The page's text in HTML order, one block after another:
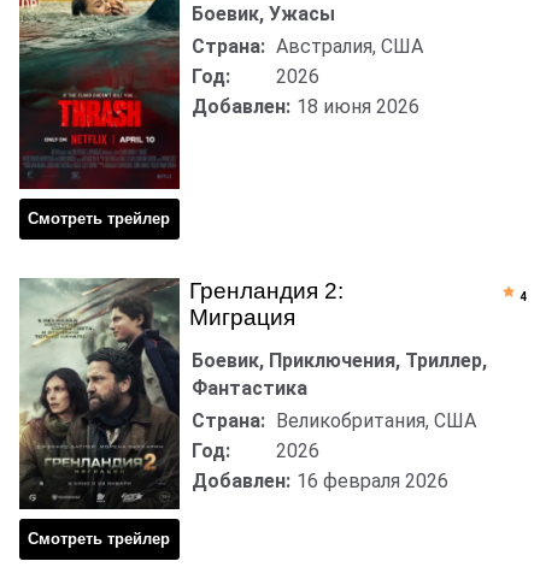
Смотреть трейлер
Боевик, Ужасы
Страна: Австралия, США
Год:
2026
Добавлен: 18 июня 2026
Гренландия 2:
Миграция
Смотреть трейлер
Боевик, Приключения, Триллер,
Фантастика
Страна: Великобритания, США
Год:
2026
Добавлен: 16 февраля 2026
4